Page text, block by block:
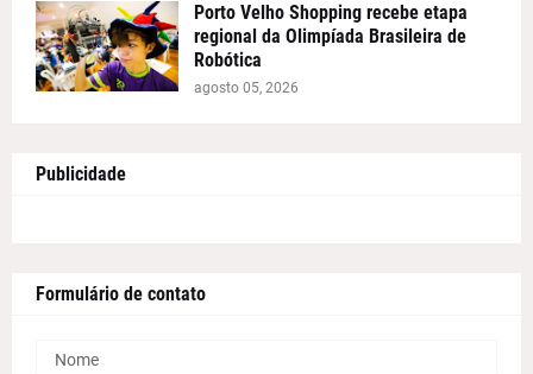
Porto Velho Shopping recebe etapa
regional da Olimpíada Brasileira de
Robótica
agosto 05, 2026
Publicidade
Formulário de contato